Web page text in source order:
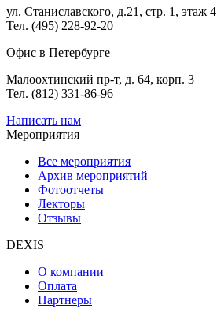
ул. Станиславского, д.21, стр. 1, этаж 4
Тел. (495) 228-92-20
Офис в Петербурге
Малоохтинский пр-т, д. 64, корп. 3
Тел. (812) 331-86-96
Написать нам
Мероприятия
Все мероприятия
Архив мероприятий
Фотоотчеты
Лекторы
Отзывы
DEXIS
О компании
Оплата
Партнеры